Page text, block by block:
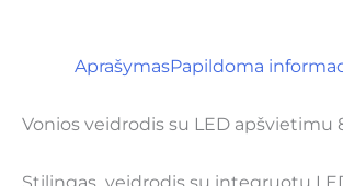
AprašymasPapildoma
Vonios veidrodis su LED apšvietimu